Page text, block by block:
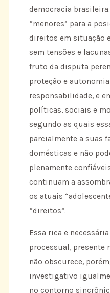
democracia
“menores” para a
direitos em situação
sem tensões e
fruto da disputa
proteção e
responsabilidade, e
políticas, sociais e
segundo as quais
parcialmente a suas
domésticas e não
plenamente
continuam a
os atuais
“direitos”.
Essa rica e
processual, presente
não obscurece,
investigativo
no contorno